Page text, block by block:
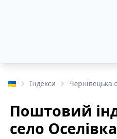
🇺🇦 Індекси Чернівецька
Поштовий
село Оселівка